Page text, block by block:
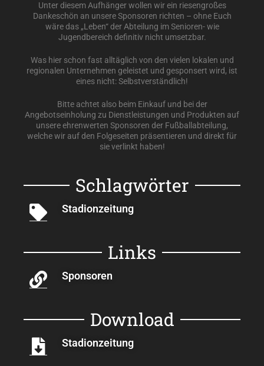
Unter diesem Aufhänger wollen wir ein riesengroßes
Dankeschön an unsere Sponsoren richten – ohne Euch
wäre das „Leben“ der Abteilung im Senioren- wie
Jugendbereich definitiv nicht umsetzbar.
Was hier schon fast alltäglich von den vielen lokalen und
regionalen Unternehmen geleistet und gesponsert wird, ist
eines nicht: Selbstverständlich!
Bitte achtet also beim Einkauf und bei der
Angebotseinholung zu Dienstleistungen und Produkten auf
unsere ehrenwerten Sponsoren der Fußballabteilung,
welche wir auf den Folgeseiten präsentieren und direkt für
sie verlinkt haben!
Schlagwörter
Stadionzeitung
Links
Sponsoren
Download
Stadionzeitung